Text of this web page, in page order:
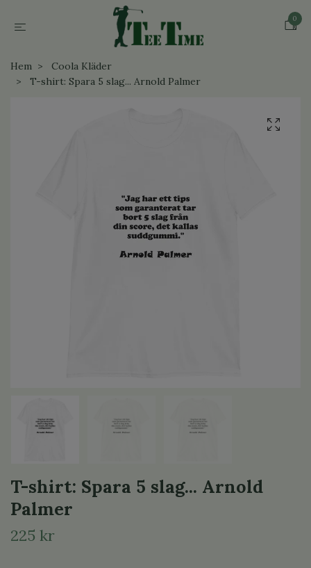
0
Hem
Coola Kläder
T-shirt: Spara 5 slag... Arnold Palmer
T-shirt: Spara 5 slag... Arnold
Palmer
225 kr